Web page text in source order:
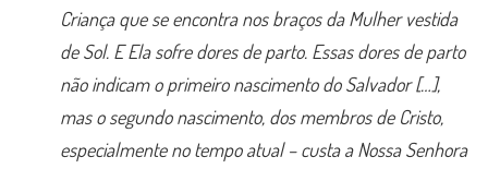
Criança que se encontra nos braços da Mulher vestida
de Sol. E Ela sofre dores de parto. Essas dores de parto
não indicam o primeiro nascimento do Salvador […],
mas o segundo nascimento, dos membros de Cristo,
especialmente no tempo atual – custa a Nossa Senhora